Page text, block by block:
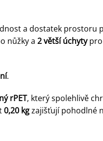
a dostatek prostoru
nůžky a 2 větší úchytypro
.
rPET, který spolehlivě
0,20 kgzajišťují pohodlné